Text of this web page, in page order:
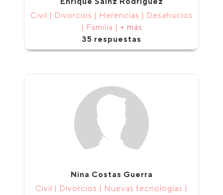
Civil | Divorcios | Herencias | Desahucios
| Familia | + más
35 respuestas
Nina Costas Guerra
Civil | Divorcios | Nuevas tecnologías |